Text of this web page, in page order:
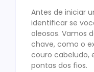
Antes de iniciar
identificar se
oleosos. Vamos
chave, como o
couro cabeludo,
pontas dos fios.